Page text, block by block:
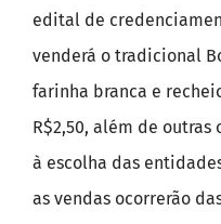
edital de
venderá o tradicional
farinha branca e
R$2,50, além de
à escolha das
as vendas ocorrerão